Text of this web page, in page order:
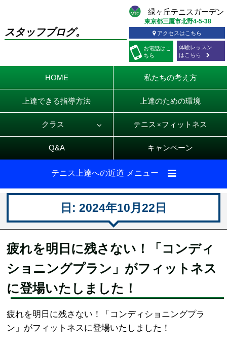
スタッフブログ。
お電話はこ
ちら
東京都三鷹市北野4-5-38
アクセスはこちら
体験レッスン
はこちら
HOME 私たちの考え方
上達できる指導方法 上達のための環境
クラス テニス × フィットネス
Q&A キャンペーン
テニス上達への近道 メニュー
日: 2024年10月22日
疲れを明日に残さない！「コンディ
ショニングプラン」がフィットネス
に登場いたしました！
疲れを明日に残さない！「コンディショニングプラ
ン」がフィットネスに登場いたしました！